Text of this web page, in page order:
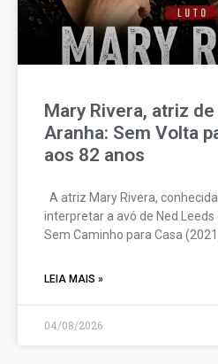
Mary Rivera, atriz
Aranha: Sem Volta
aos 82 anos
A atriz Mary Rivera,
interpretar a avó de Ned
Sem Caminho para Casa
LEIA MAIS »
04/08/2026